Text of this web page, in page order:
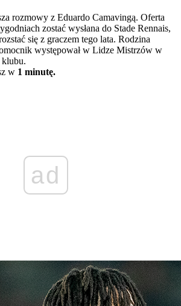
rozmowy z Eduardo Camavingą. Oferta
zostać wysłana do Stade Rennais,
się z graczem tego lata. Rodzina
występował w Lidze Mistrzów w
klubu.
w 1 minutę.
ad